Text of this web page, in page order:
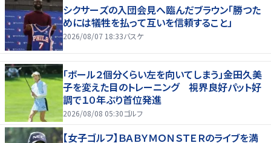
シクサーズの入団会見へ臨んだブラウン「勝つた
めには犠牲を払って互いを信頼すること」
2026/08/07 18:33バスケ
「ボール２個分くらい左を向いてしまう」金田久美
子を変えた目のトレーニング 視界良好パット好
調で１０年ぶり首位発進
2026/08/08 05:30ゴルフ
【女子ゴルフ】ＢＡＢＹＭＯＮＳＴＥＲのライブを満